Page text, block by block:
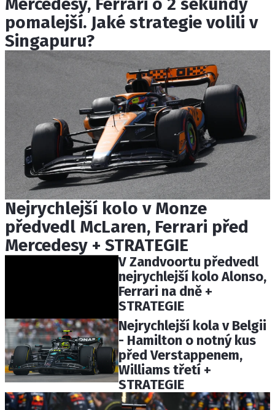
pomalejší. Jaké strategie volili v
Singapuru?
Nejrychlejší kolo v Monze
předvedl McLaren, Ferrari před
Mercedesy + STRATEGIE
V Zandvoortu předvedl
nejrychlejší kolo Alonso,
Ferrari na dně +
STRATEGIE
Nejrychlejší kola v Belgii
- Hamilton o notný kus
před Verstappenem,
Williams třetí +
STRATEGIE